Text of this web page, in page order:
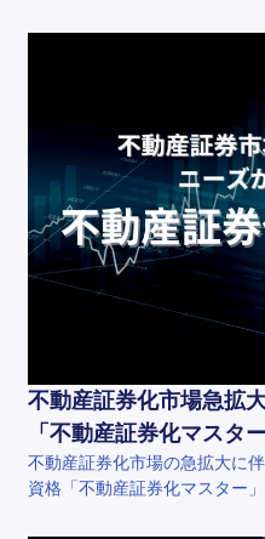
不動産証券化市場急拡
「不動産証券化マスター
不動産証券化市場の急拡大に
資格「不動産証券化マスター